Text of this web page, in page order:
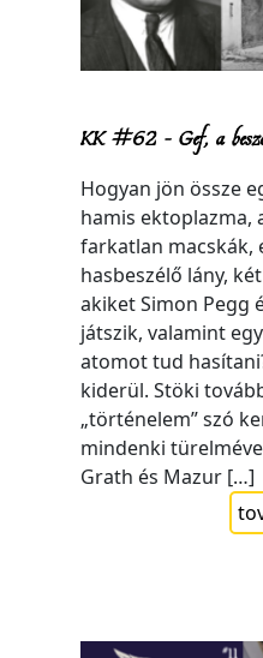
KK #62 – Gef, a
Hogyan jön össze
hamis ektoplazma,
farkatlan macskák,
hasbeszélő lány,
akiket Simon Pegg
játszik, valamint
atomot tud
kiderül. Stöki
„történelem” szó
mindenki
Grath és Mazur […]